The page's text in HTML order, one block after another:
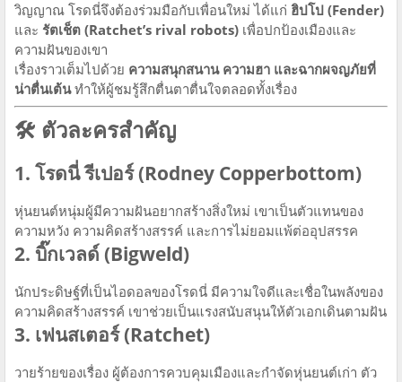
วิญญาณ โรดนี่จึงต้องร่วมมือกับเพื่อนใหม่ ได้แก่ ฮิปโป (Fender)
และ รัตเช็ต (Ratchet’s rival robots) เพื่อปกป้องเมืองและ
ความฝันของเขา
เรื่องราวเต็มไปด้วย ความสนุกสนาน ความฮา และฉากผจญภัยที่
น่าตื่นเต้นทำให้ผู้ชมรู้สึกตื่นตาตื่นใจตลอดทั้งเรื่อง
🛠️ ตัวละครสำคัญ
1. โรดนี่ รีเปอร์ (Rodney Copperbottom)
หุ่นยนต์หนุ่มผู้มีความฝันอยากสร้างสิ่งใหม่ เขาเป็นตัวแทนของ
ความหวัง ความคิดสร้างสรรค์ และการไม่ยอมแพ้ต่ออุปสรรค
2. บิ๊กเวลด์ (Bigweld)
นักประดิษฐ์ที่เป็นไอดอลของโรดนี่ มีความใจดีและเชื่อในพลังของ
ความคิดสร้างสรรค์ เขาช่วยเป็นแรงสนับสนุนให้ตัวเอกเดินตามฝัน
3. เฟนสเตอร์ (Ratchet)
วายร้ายของเรื่อง ผู้ต้องการควบคุมเมืองและกำจัดหุ่นยนต์เก่า ตัว